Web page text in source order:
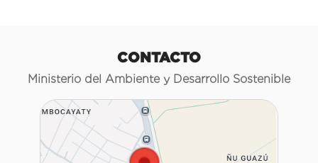
CONTACTO
Ministerio del Ambiente y Desarrollo Sostenible